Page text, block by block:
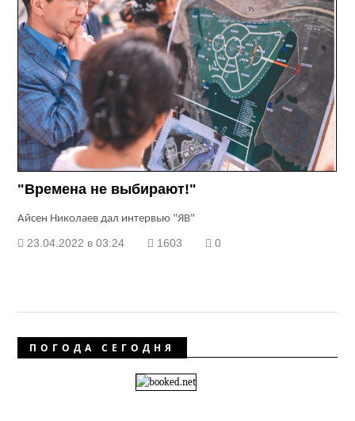
"Времена не выбирают!"
Айсен Николаев дал интервью "ЯВ"
23.04.2022 в 03:24 1603 0
ПОГОДА СЕГОДНЯ